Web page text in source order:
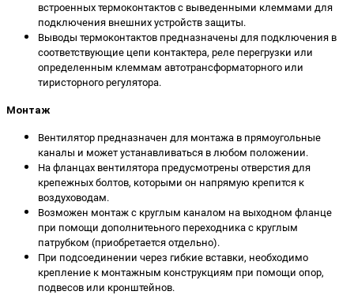
встроенных термоконтактов с выведенными клеммами для
подключения внешних устройств защиты.
Выводы термоконтактов предназначены для подключения в
соответствующие цепи контактера, реле перегрузки или
определенным клеммам автотрансформаторного или
тиристорного регулятора.
Монтаж
Вентилятор предназначен для монтажа в прямоугольные
каналы и может устанавливаться в любом положении.
На фланцах вентилятора предусмотрены отверстия для
крепежных болтов, которыми он напрямую крепится к
воздуховодам.
Возможен монтаж с круглым каналом на выходном фланце
при помощи дополнитеьного переходника с круглым
патрубком (приобретается отдельно).
При подсоединении через гибкие вставки, необходимо
крепление к монтажным конструкциям при помощи опор,
подвесов или кронштейнов.